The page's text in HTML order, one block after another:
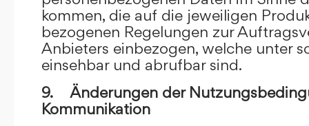
kommen, die auf die jeweiligen
bezogenen Regelungen zur
Anbieters einbezogen, welche unter
einsehbar und abrufbar sind.
9. Änderungen der
Kommunikation